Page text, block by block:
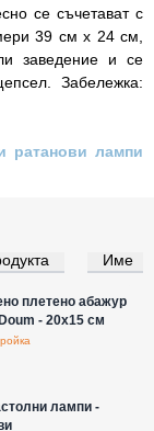
се съчетават с
39 см х 24 см,
заведение и се
Забележка:
ратанови лампи
Име
цени на едро
плетено абажур
- 20x15 см
лампи -